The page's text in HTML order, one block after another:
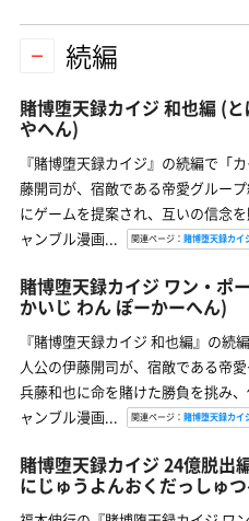
続編
賭博堕天録カイジ 和也編 (
やへん)
『賭博堕天録カイジ』の続編で「
藤開司が、宿敵である帝愛グルー
にゲームを提案され、互いの信念
ャンブル漫画...
関連ページ： 賭博堕天録カイ
賭博堕天録カイジ ワン・ポ
かいじ わん ぽーかーへん)
『賭博堕天録カイジ 和也編』の続
人公の伊藤開司が、宿敵である帝
兵藤和也に命を賭けた勝負を挑み
ャンブル漫画...
関連ページ： 賭博堕天録カイ
賭博堕天録カイジ 24億脱出
にじゅうよんおくだっしゅ